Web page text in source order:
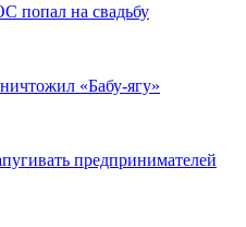
попал на свадьбу
«Бабу-ягу»
предпринимателей